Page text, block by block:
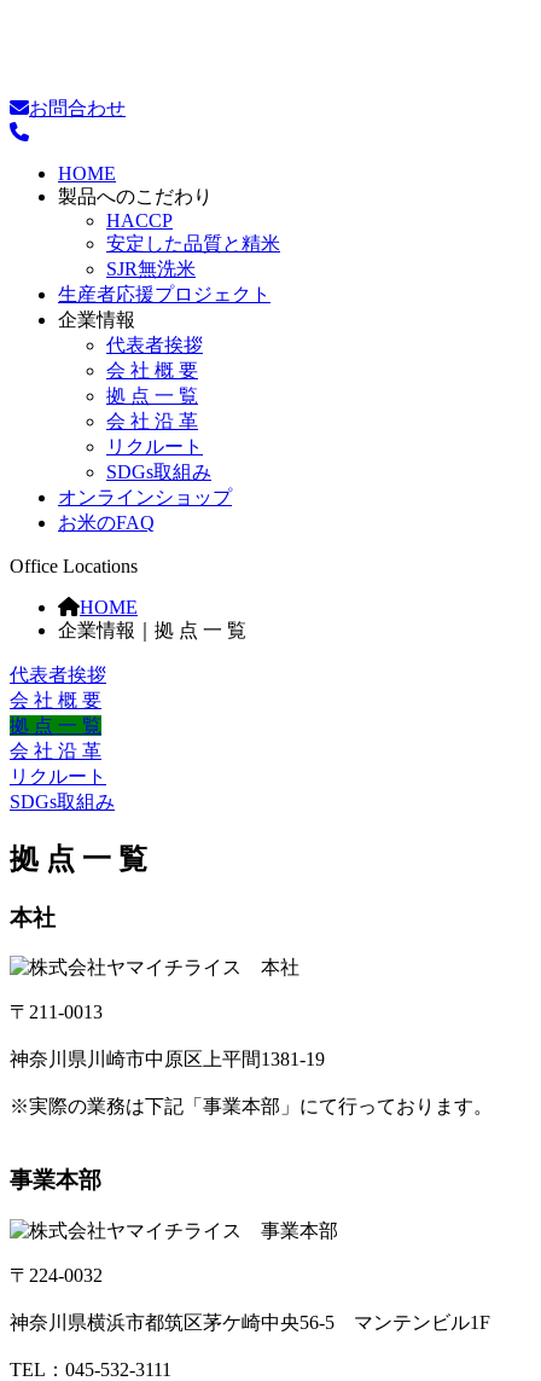
お問合わせ
HOME
製品へのこだわり
HACCP
安定した品質と精米
SJR無洗米
生産者応援プロジェクト
企業情報
代表者挨拶
会 社 概 要
拠 点 一 覧
会 社 沿 革
リクルート
SDGs取組み
オンラインショップ
お米のFAQ
Office Locations
HOME
企業情報｜拠 点 一 覧
代表者挨拶
会 社 概 要
拠 点 一 覧
会 社 沿 革
リクルート
SDGs取組み
拠 点 一 覧
本社
〒211-0013
神奈川県川崎市中原区上平間1381-19
※実際の業務は下記「事業本部」にて行っております。
事業本部
〒224-0032
神奈川県横浜市都筑区茅ケ崎中央56-5 マンテンビル1F
TEL：045-532-3111